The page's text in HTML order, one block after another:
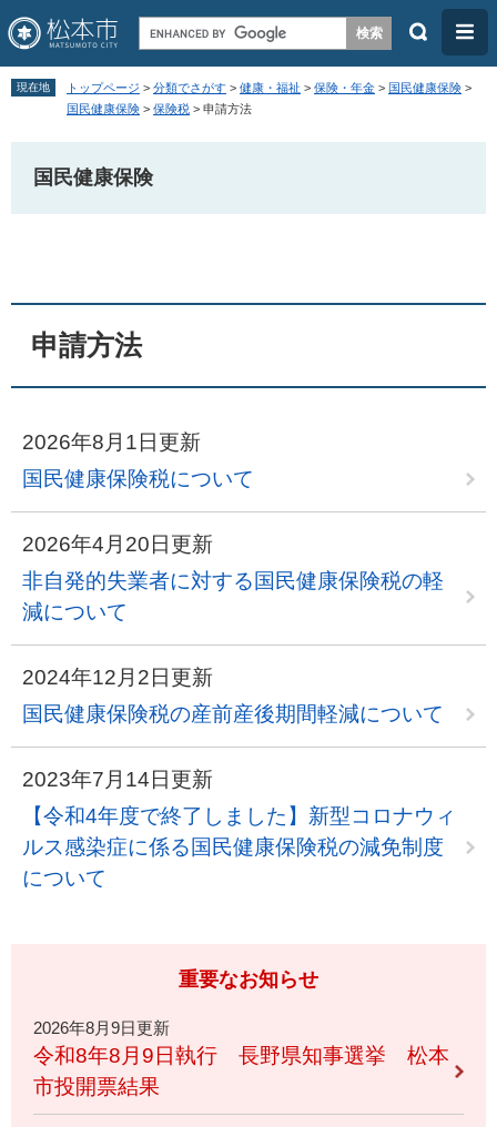
ペ
ジ
す
メ
ュ
し
文
検
メ
ニ
ュ
現在地 トップページ > 分類でさがす > 健康・福祉 > 保険・年金 > 国民健康保険 >
国民健康保険 > 保険税 > 申請方法
国民健康保険
申請方法
2026年8月1日更新
国民健康保険税について
2026年4月20日更新
非自発的失業者に対する国民健康保険税の軽
減について
2024年12月2日更新
国民健康保険税の産前産後期間軽減について
2023年7月14日更新
【令和4年度で終了しました】新型コロナウィ
ルス感染症に係る国民健康保険税の減免制度
について
重要なお知らせ
2026年8月9日更新
令和8年8月9日執行 長野県知事選挙 松本
市投開票結果